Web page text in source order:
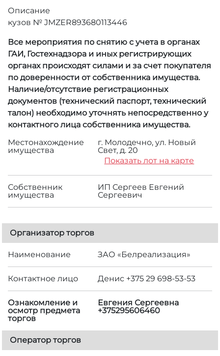
Описание
кузов № JMZER893680113446
Все мероприятия по снятию с учета в органах
ГАИ, Гостехнадзора и иных регистрирующих
органах происходят силами и за счет покупателя
по доверенности от собственника имущества.
Наличие/отсутствие регистрационных
документов (технический паспорт, технический
талон) необходимо уточнять непосредственно у
контактного лица собственника имущества.
Местонахождение
имущества
г. Молодечно, ул. Новый
Свет, д. 20
Показать лот на карте
Собственник
имущества
ИП Сергеев Евгений
Сергеевич
Организатор торгов
Наименование ЗАО «Белреализация»
Контактное лицо Денис +375 29 698-53-53
Ознакомление и
осмотр предмета
торгов
Евгения Сергеевна
+375295606460
Оператор торгов